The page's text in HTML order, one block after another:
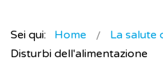
Sei qui: Home La salute
Disturbi dell'alimentazione